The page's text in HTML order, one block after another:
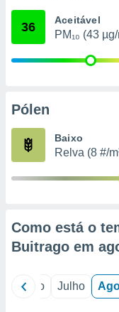
através
estudos
1199
36 Aceitável
PM₁₀ (43 µg/
Pólen
Baixo
Relva (8 #/
Como está o
Buitrago em
Junho Julho